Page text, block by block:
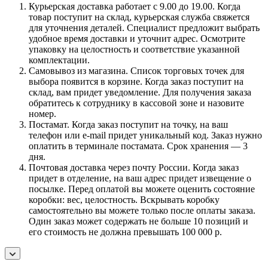
Курьерская доставка работает с 9.00 до 19.00. Когда
товар поступит на склад, курьерская служба свяжется
для уточнения деталей. Специалист предложит выбрать
удобное время доставки и уточнит адрес. Осмотрите
упаковку на целостность и соответствие указанной
комплектации.
Самовывоз из магазина. Список торговых точек для
выбора появится в корзине. Когда заказ поступит на
склад, вам придет уведомление. Для получения заказа
обратитесь к сотруднику в кассовой зоне и назовите
номер.
Постамат. Когда заказ поступит на точку, на ваш
телефон или e-mail придет уникальный код. Заказ нужно
оплатить в терминале постамата. Срок хранения — 3
дня.
Почтовая доставка через почту России. Когда заказ
придет в отделение, на ваш адрес придет извещение о
посылке. Перед оплатой вы можете оценить состояние
коробки: вес, целостность. Вскрывать коробку
самостоятельно вы можете только после оплаты заказа.
Один заказ может содержать не больше 10 позиций и
его стоимость не должна превышать 100 000 р.